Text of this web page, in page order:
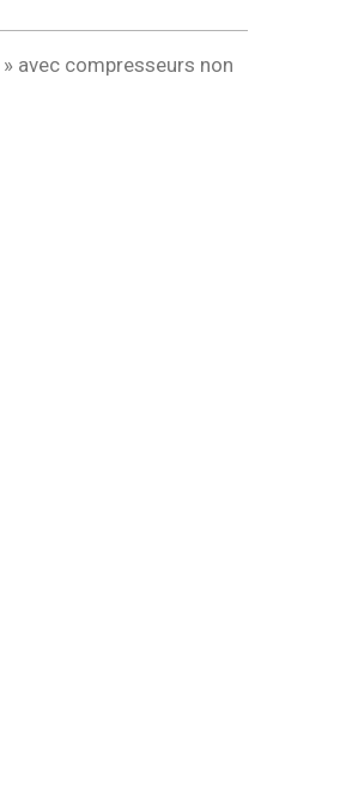
avec compresseurs non